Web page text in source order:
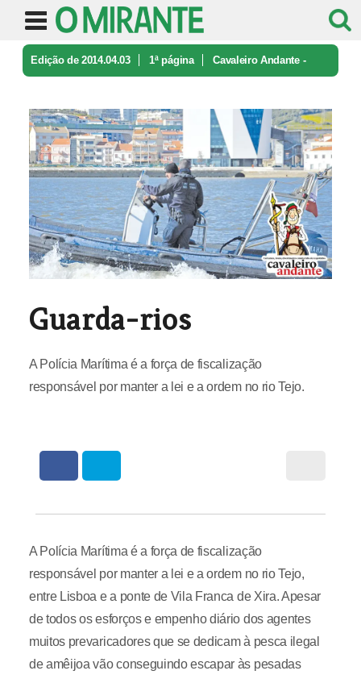
Edição de 2014.04.03 1ª página Cavaleiro Andante -
Guarda-rios
A Polícia Marítima é a força de fiscalização
responsável por manter a lei e a ordem no rio Tejo.
A Polícia Marítima é a força de fiscalização
responsável por manter a lei e a ordem no rio Tejo,
entre Lisboa e a ponte de Vila Franca de Xira. Apesar
de todos os esforços e empenho diário dos agentes
muitos prevaricadores que se dedicam à pesca ilegal
de amêijoa vão conseguindo escapar às pesadas